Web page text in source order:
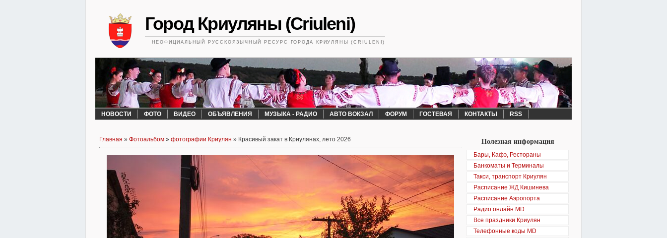
Город Криуляны (Criuleni)
НЕОФИЦИАЛЬНЫЙ РУССКОЯЗЫЧНЫЙ РЕСУРС ГОРОДА КРИУЛЯНЫ (CRIULENI)
НОВОСТИ ФОТО ВИДЕО ОБЪЯВЛЕНИЯ МУЗЫКА - РАДИО АВТО ВОКЗАЛ ФОРУМ ГОСТЕВАЯ КОНТАКТЫ RSS
Главная » Фотоальбом » фотографии Криулян » Красивый закат в Криулянах, лето 2026 Полезная информация
Бары, Кафэ, Рестораны
Банкоматы и Терминалы
Такси, транспорт Криулян
Расписание ЖД Кишинева
Расписание Аэропорта
Радио онлайн MD
Все праздники Криулян
Телефонные коды MD